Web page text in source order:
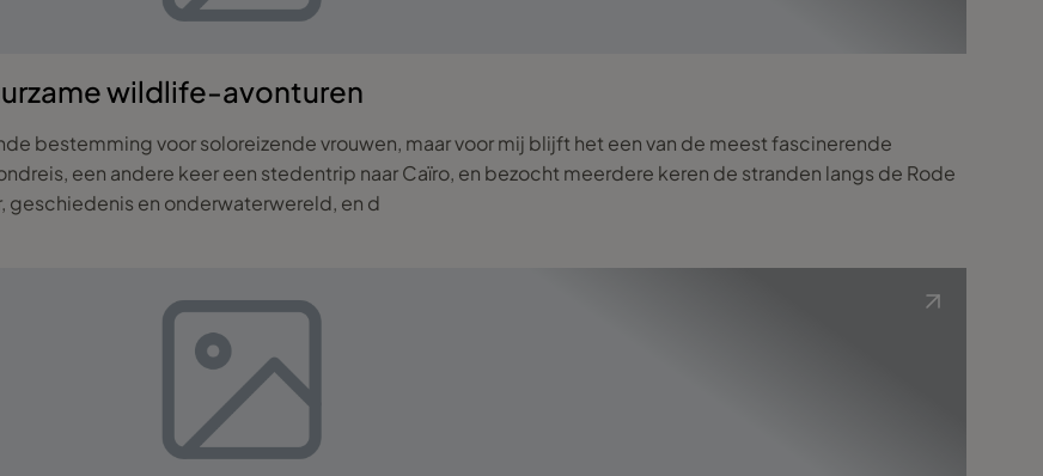
wildlife-avonturen
bestemming voor soloreizende vrouwen, maar voor mij blijft het een van de meest fascinerende
een andere keer een stedentrip naar Caïro, en bezocht meerdere keren de stranden langs de Rode
geschiedenis en onderwaterwereld, en d